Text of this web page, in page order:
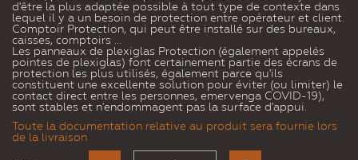
d'être la plus adaptée possible à tout type de contexte dans
lequel il y a un besoin de protection entre opérateur et client.
Comptoir Protection, qui peut être installé sur des bureaux,
caisses, comptoirs ...
Les panneaux de plexiglas Protection (également appelés
pointes de plexiglas) font certainement partie des écrans de
protection les plus utilisés, également parce qu'ils
constituent une excellente solution pour éviter (ou limiter) le
contact direct entre les personnes, emervenga COVID-19),
sont stables et n'endommagent pas la surface d'appui.
Toute la documentation relative au produit sera fournie lors
de la livraison